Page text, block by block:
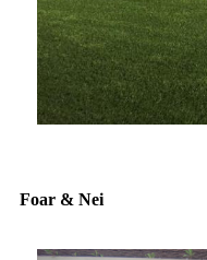
Foar & Nei